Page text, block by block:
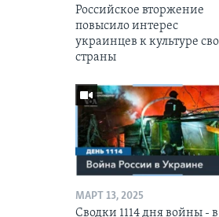
Российское вторжение
повысило интерес
украинцев к культуре
страны
МАРТ 13, 2025
Сводки 1114 дня войны - в